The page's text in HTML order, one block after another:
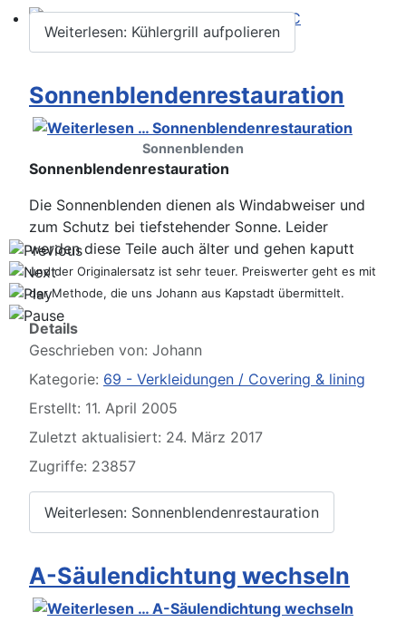
Find experts around MB 107 SL / SLC
Weiterlesen: Kühlergrill aufpolieren
Sonnenblendenrestauration
Sonnenblenden
Sonnenblendenrestauration
Die Sonnenblenden dienen als Windabweiser und
zum Schutz bei tiefstehender Sonne. Leider
werden diese Teile auch älter und gehen kaputt
und der Originalersatz ist sehr teuer. Preiswerter geht es mit
der Methode, die uns Johann aus Kapstadt übermittelt.
Details
Geschrieben von: Johann
Kategorie: 69 - Verkleidungen / Covering & lining
Erstellt: 11. April 2005
Zuletzt aktualisiert: 24. März 2017
Zugriffe: 23857
Weiterlesen: Sonnenblendenrestauration
A-Säulendichtung wechseln